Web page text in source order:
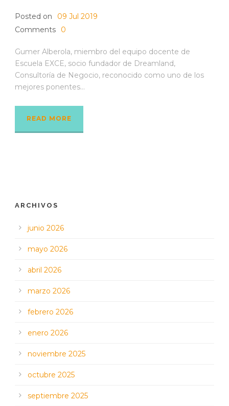
Posted on
09 Jul 2019
Comments
0
Gumer Alberola, miembro del equipo docente de
Escuela EXCE, socio fundador de Dreamland,
Consultoría de Negocio, reconocido como uno de los
mejores ponentes...
READ MORE
ARCHIVOS
junio 2026
mayo 2026
abril 2026
marzo 2026
febrero 2026
enero 2026
noviembre 2025
octubre 2025
septiembre 2025